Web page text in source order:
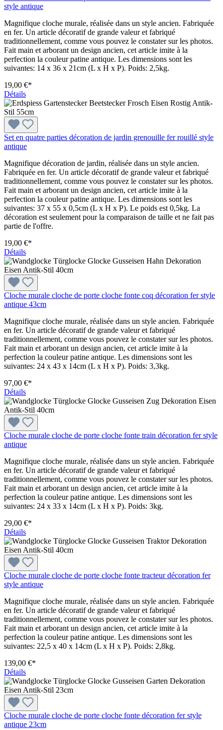
style antique
Magnifique cloche murale, réalisée dans un style ancien. Fabriquée
en fer. Un article décoratif de grande valeur et fabriqué
traditionnellement, comme vous pouvez le constater sur les photos.
Fait main et arborant un design ancien, cet article imite à la
perfection la couleur patine antique. Les dimensions sont les
suivantes: 14 x 36 x 21cm (L x H x P). Poids: 2,5kg.
19,00 €*
Détails
Set en quatre parties décoration de jardin grenouille fer rouillé style
antique
Magnifique décoration de jardin, réalisée dans un style ancien.
Fabriquée en fer. Un article décoratif de grande valeur et fabriqué
traditionnellement, comme vous pouvez le constater sur les photos.
Fait main et arborant un design ancien, cet article imite à la
perfection la couleur patine antique. Les dimensions sont les
suivantes: 37 x 55 x 0,5cm (L x H x P). Le poids est 0,5kg. La
décoration est seulement pour la comparaison de taille et ne fait pas
partie de l'offre.
19,00 €*
Détails
Cloche murale cloche de porte cloche fonte coq décoration fer style
antique 43cm
Magnifique cloche murale, réalisée dans un style ancien. Fabriquée
en fer. Un article décoratif de grande valeur et fabriqué
traditionnellement, comme vous pouvez le constater sur les photos.
Fait main et arborant un design ancien, cet article imite à la
perfection la couleur patine antique. Les dimensions sont les
suivantes: 24 x 43 x 14cm (L x H x P). Poids: 3,3kg.
97,00 €*
Détails
Cloche murale cloche de porte cloche fonte train décoration fer style
antique
Magnifique cloche murale, réalisée dans un style ancien. Fabriquée
en fer. Un article décoratif de grande valeur et fabriqué
traditionnellement, comme vous pouvez le constater sur les photos.
Fait main et arborant un design ancien, cet article imite à la
perfection la couleur patine antique. Les dimensions sont les
suivantes: 24 x 33 x 14cm (L x H x P). Poids: 3kg.
29,00 €*
Détails
Cloche murale cloche de porte cloche fonte tracteur décoration fer
style antique
Magnifique cloche murale, réalisée dans un style ancien. Fabriquée
en fer. Un article décoratif de grande valeur et fabriqué
traditionnellement, comme vous pouvez le constater sur les photos.
Fait main et arborant un design ancien, cet article imite à la
perfection la couleur patine antique. Les dimensions sont les
suivantes: 22,5 x 40 x 14cm (L x H x P). Poids: 2,8kg.
139,00 €*
Détails
Cloche murale cloche de porte cloche fonte décoration fer style
antique 23cm